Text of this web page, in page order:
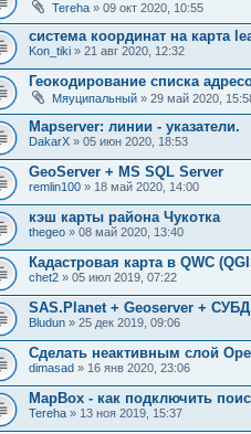
Tereha » 09 окт 2020, 10:55
система координат на карта
Kon_tiki » 21 авг 2020, 12:32
Геокодирование списка
Мяуципальный » 29 май 2020,
Mapserver: линии - указатели.
DakarX » 05 июн 2020, 18:53
GeoServer + MS SQL Server
remlin100 » 18 май 2020, 14:00
кэш карты района Чукотка
thegeo » 08 май 2020, 13:40
Кадастровая карта в QWC
chet2 » 05 июл 2019, 07:22
SAS.Planet + Geoserver +
Bludun » 25 дек 2019, 09:06
Сделать неактивным слой
dimasad » 16 янв 2020, 23:06
MapBox - как подключить
Tereha » 13 ноя 2019, 15:37